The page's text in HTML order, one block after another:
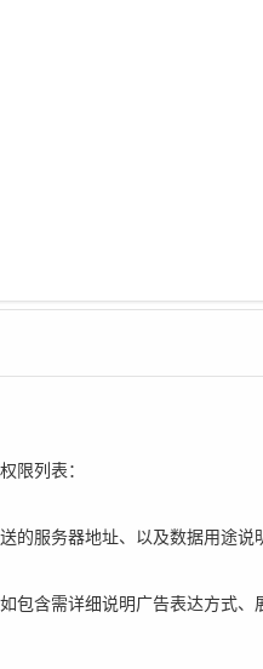
限列表：
的服务器地址、以及数据用途说
包含需详细说明广告表达方式、